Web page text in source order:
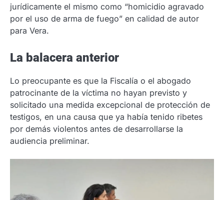
jurídicamente el mismo como “homicidio agravado
por el uso de arma de fuego” en calidad de autor
para Vera.
La balacera anterior
Lo preocupante es que la Fiscalía o el abogado
patrocinante de la víctima no hayan previsto y
solicitado una medida excepcional de protección de
testigos, en una causa que ya había tenido ribetes
por demás violentos antes de desarrollarse la
audiencia preliminar.